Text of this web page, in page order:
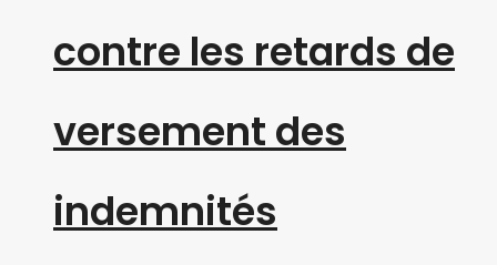
contre les retards de
versement des
indemnités